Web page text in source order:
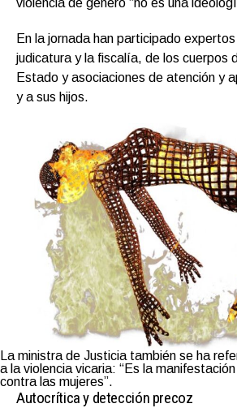
En la jornada han participado
judicatura y la fiscalía, de los cuerpos
Estado y asociaciones de atención y
y a sus hijos.
La ministra de Justicia también se ha
a la violencia vicaria: “Es la
contra las mujeres”.
Autocrítica y detección precoz